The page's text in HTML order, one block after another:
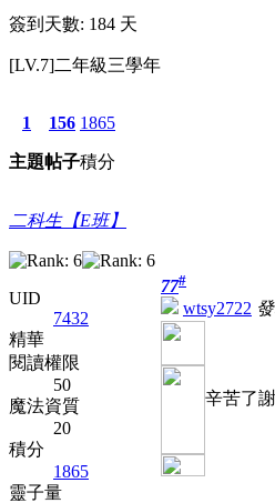
簽到天數: 184 天
[LV.7]二年級三學年
1
主題
156
帖子
1865
積分
二科生【E班】
UID
7432
精華
閱讀權限
50
魔法資質
20
積分
1865
靈子量
77#
wtsy2722
辛苦了